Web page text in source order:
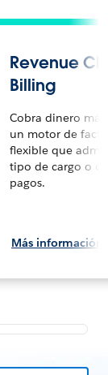
Revenue
Billing
Cobra dinero
un motor de
flexible que
tipo de cargo o
pagos.
Más información